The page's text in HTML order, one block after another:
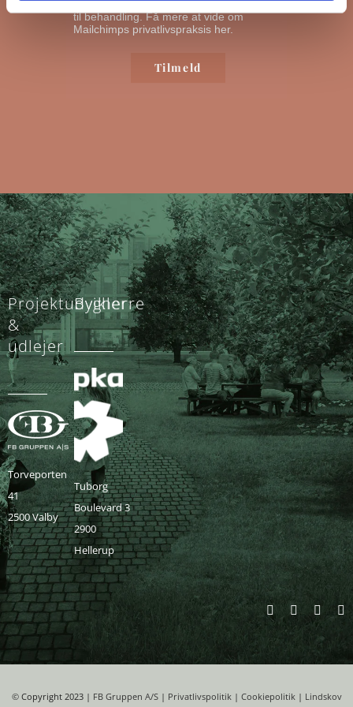
oplysninger vil blive overført til Mailchimp
til behandling.Få mere at vide om
Mailchimps privatlivspraksis her.
Projektudvikler
&
udlejer
Torveporten
41
2500 Valby
Bygherre
Tuborg
Boulevard 3
2900
Hellerup
©Copyright 2023 | FB Gruppen A/S| Privatlivspolitik| Cookiepolitik| Lindskov